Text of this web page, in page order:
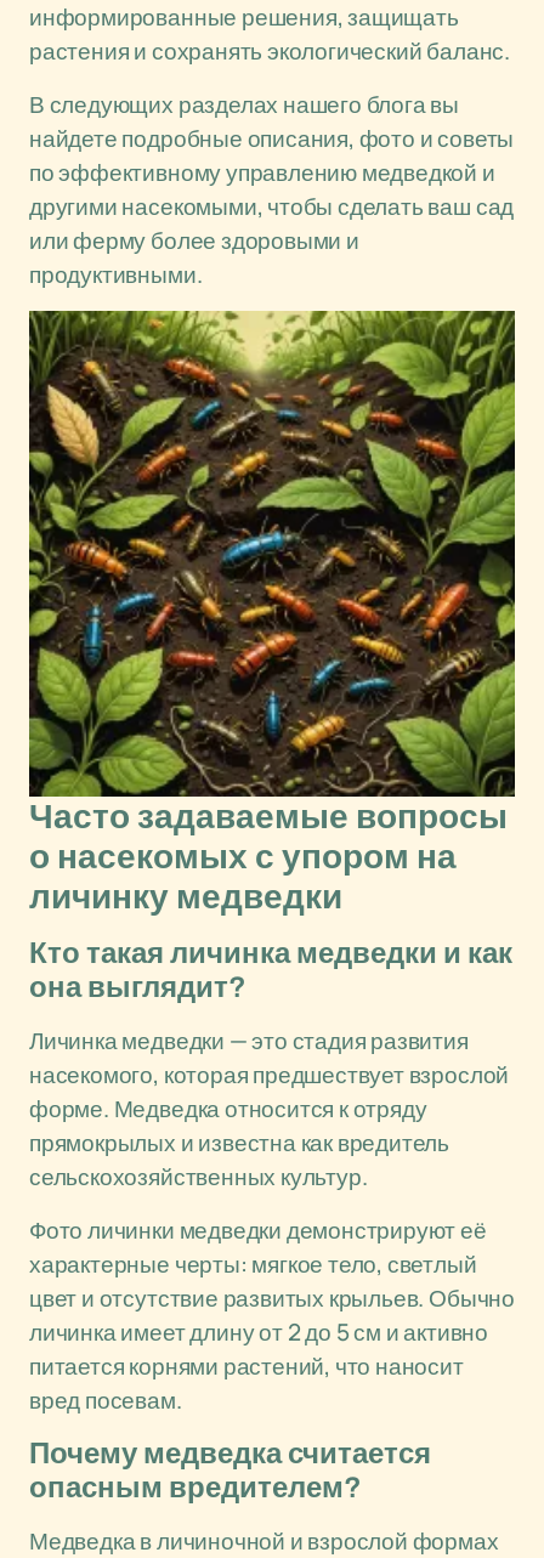
информированные решения, защищать
растения и сохранять экологический баланс.
В следующих разделах нашего блога вы
найдете подробные описания, фото и советы
по эффективному управлению медведкой и
другими насекомыми, чтобы сделать ваш сад
или ферму более здоровыми и
продуктивными.
Часто задаваемые вопросы
о насекомых с упором на
личинку медведки
Кто такая личинка медведки и как
она выглядит?
Личинка медведки — это стадия развития
насекомого, которая предшествует взрослой
форме. Медведка относится к отряду
прямокрылых и известна как вредитель
сельскохозяйственных культур.
Фото личинки медведки демонстрируют её
характерные черты: мягкое тело, светлый
цвет и отсутствие развитых крыльев. Обычно
личинка имеет длину от 2 до 5 см и активно
питается корнями растений, что наносит
вред посевам.
Почему медведка считается
опасным вредителем?
Медведка в личиночной и взрослой формах